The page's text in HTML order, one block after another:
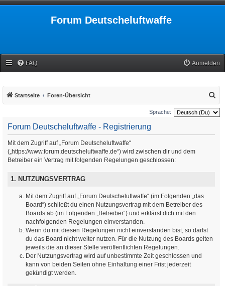
Forum Deutscheluftwaffe
FAQ Anmelden
Startseite Foren-Übersicht
u
c
Sprache:
Forum Deutscheluftwaffe - Registrierung
Mit dem Zugriff auf „Forum Deutscheluftwaffe“
(„https://www.forum.deutscheluftwaffe.de“) wird zwischen dir und dem
Betreiber ein Vertrag mit folgenden Regelungen geschlossen:
1. NUTZUNGSVERTRAG
Mit dem Zugriff auf „Forum Deutscheluftwaffe“ (im Folgenden „das
Board“) schließt du einen Nutzungsvertrag mit dem Betreiber des
Boards ab (im Folgenden „Betreiber“) und erklärst dich mit den
nachfolgenden Regelungen einverstanden.
Wenn du mit diesen Regelungen nicht einverstanden bist, so darfst
du das Board nicht weiter nutzen. Für die Nutzung des Boards gelten
jeweils die an dieser Stelle veröffentlichten Regelungen.
Der Nutzungsvertrag wird auf unbestimmte Zeit geschlossen und
kann von beiden Seiten ohne Einhaltung einer Frist jederzeit
gekündigt werden.